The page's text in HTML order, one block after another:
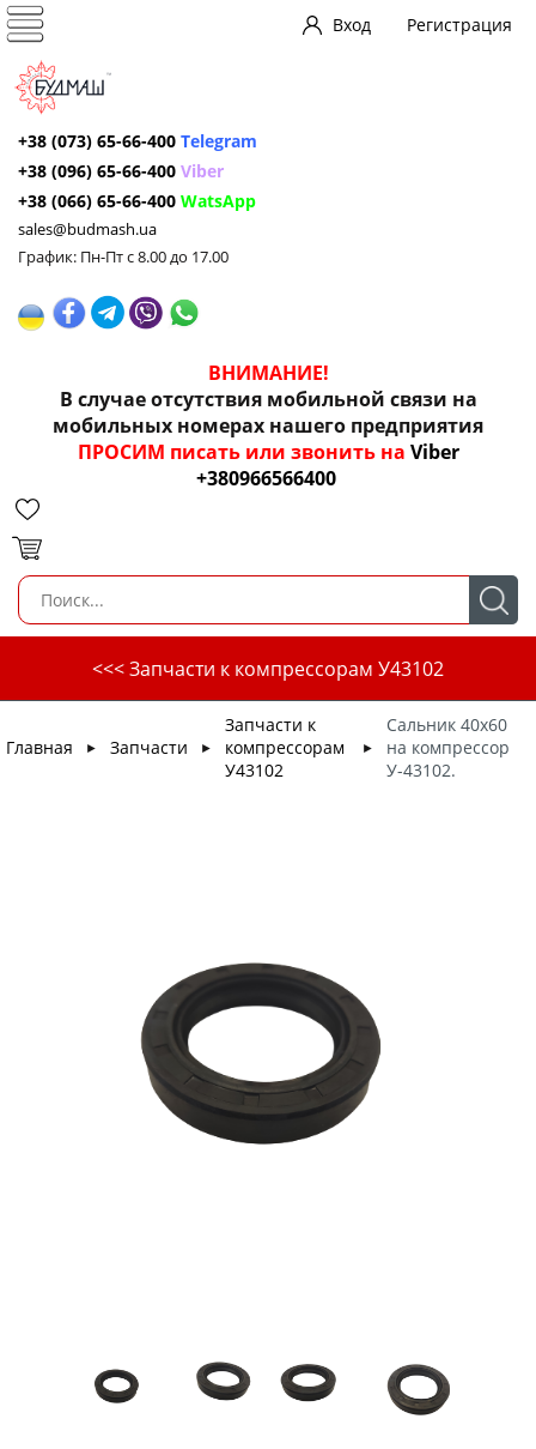
Вход Регистрация
+38 (073) 65-66-400 Telegram
+38 (096) 65-66-400 Viber
+38 (066) 65-66-400 WatsApp
sales@budmash.ua
График: Пн-Пт с 8.00 до 17.00
ВНИМАНИЕ!
В случае отсутствия мобильной связи на
мобильных номерах нашего предприятия
ПРОСИМ писать или звонить на Viber
+380966566400
<<< Запчасти к компрессорам У43102
Главная ► Запчасти ►
Запчасти к
компрессорам
У43102
►
Сальник 40х60
на компрессор
У-43102.